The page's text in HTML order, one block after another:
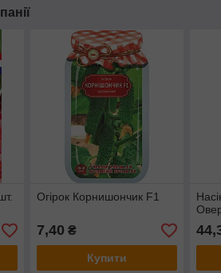
Огірок Корнишончик F1
7,40 ₴
Купити